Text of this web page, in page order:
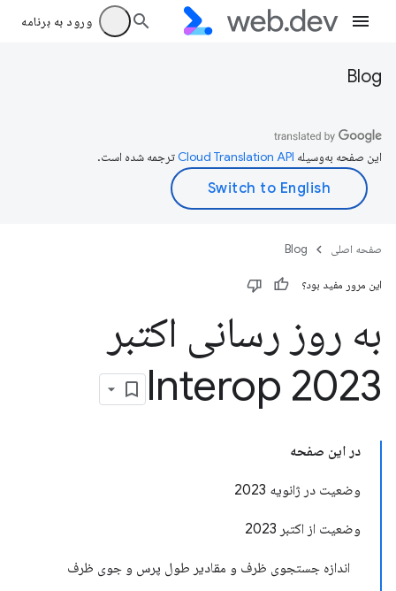
ورود به برنامه
Blog
این صفحه به‌وسیله ترجمه شده است.
صفحه اصلی Blog
این مرور مفید بود؟
به روز رسانی اکتبر
2023 Interop
در این صفحه
وضعیت در ژانویه 2023
وضعیت از اکتبر 2023
اندازه جستجوی ظرف و مقادیر طول پرس و جوی ظرف